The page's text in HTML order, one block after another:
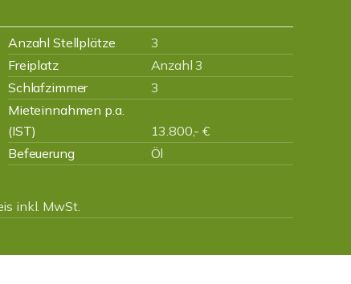
Anzahl Stellplätze
3
Freiplatz
Anzahl 3
Schlafzimmer 3
Mieteinnahmen p.a.
(IST)
13.800,- €
Befeuerung
Öl
inkl. MwSt.